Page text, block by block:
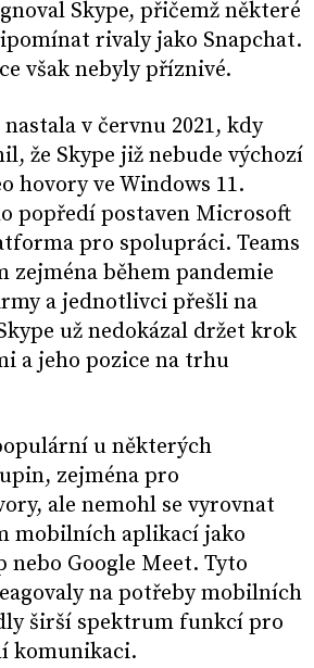
Skype, přičemž některé
rivaly jako Snapchat.
však nebyly příznivé.
v červnu 2021, kdy
že Skype již nebude výchozí
hovory ve Windows 11.
popředí postaven Microsoft
pro spolupráci. Teams
zejména během pandemie
a jednotlivci přešli na
už nedokázal držet krok
a jeho pozice na trhu
u některých
zejména pro
ale nemohl se vyrovnat
mobilních aplikací jako
nebo Google Meet. Tyto
na potřeby mobilních
širší spektrum funkcí pro
komunikaci.